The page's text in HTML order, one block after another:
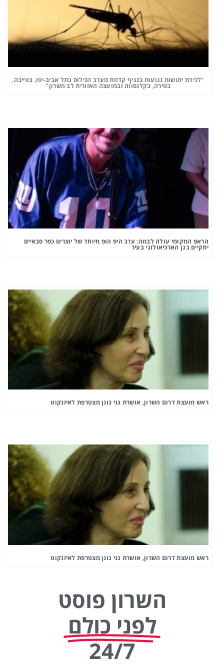
"לכידת יתושות נגועות בנגיף קדחת מערב הנילוס בתל אביב-יפו, בטייבה,
בטירה, בקלנסווה ובמועצה האזורית לב השרון"
הראפ המקומי עולה לבמה: ערב היפ הופ מיוחד של יוצרים כפר סבאיים
יתקיים בגן הארכיאולוגי בעיר
ראש מועצת דרום השרון, אושרת גני גונן מצטרפת לאיזנקוט
ראש מועצת דרום השרון, אושרת גני גונן מצטרפת לאיזנקוט
השרון פוסט
לפני כולם
24/7